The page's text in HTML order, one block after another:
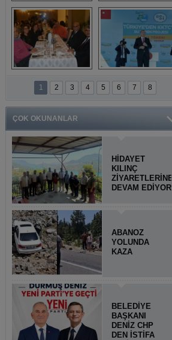
Titiopolis Antik
Kenti tanıtımı
Doğan Cüceloğlu,
İstanbul’da Mersinli
hemşerileriyle
buluştu
Anamurlular
Buluşması
KKTC’ye Su Temin
Projesi açılışı
1 2 3 4 5 6 7 8
ÇOK OKUNANLAR
HİDAYET
KILINÇ
ZİYARETLERİNE
DEVAM EDİYOR
ABANOZ
YOLUNDA
KAZA
BELEDİYE
BAŞKANI
DENİZ CHP
DEN İSTİFA